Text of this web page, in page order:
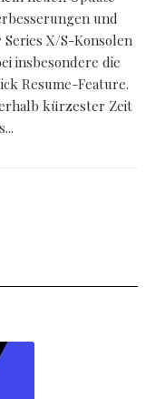
und
X/S-Konsolen
insbesondere die
Resume-Feature.
kürzester Zeit